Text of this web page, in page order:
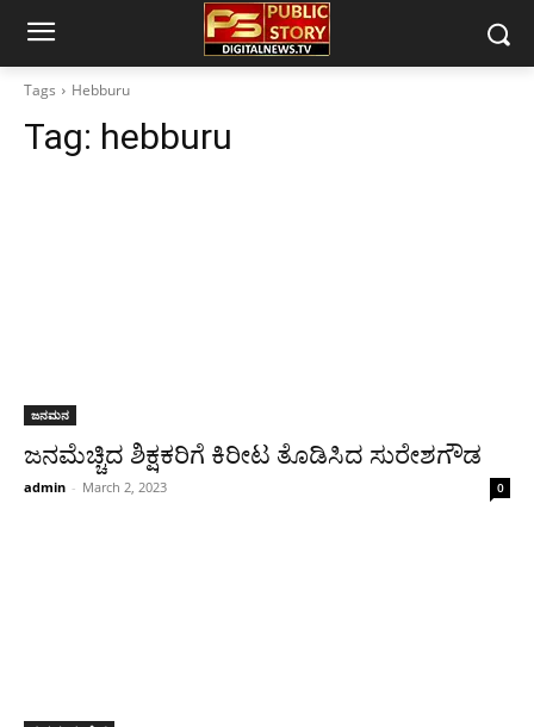
Tags Hebburu
Tag: hebburu
ಜನಮನ
ಜನಮೆಚ್ಚಿದ ಶಿಕ್ಷಕರಿಗೆ ಕಿರೀಟ ತೊಡಿಸಿದ ಸುರೇಶಗೌಡ
admin - March 2, 2023 0